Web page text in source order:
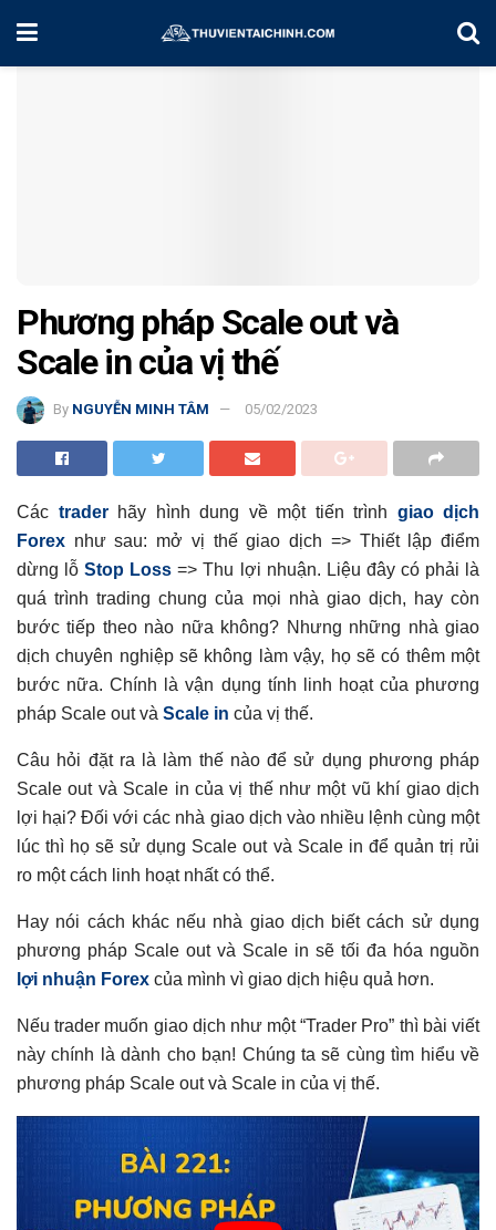
Home
Phương pháp Scale out và
Scale in của vị thế
By NGUYỄN MINH TÂM 05/02/2023
Các traderhãy hình dung về một tiến trình giao dịch
Forex như sau: mở vị thế giao dịch => Thiết lập điểm
dừng lỗStop Loss => Thu lợi nhuận. Liệu đây có phải là
quá trình trading chung của mọi nhà giao dịch, hay còn
bước tiếp theo nào nữa không? Nhưng những nhà giao
dịch chuyên nghiệp sẽ không làm vậy, họ sẽ có thêm một
bước nữa. Chính là vận dụng tính linh hoạt của phương
pháp Scale out và Scale in của vị thế.
Câu hỏi đặt ra là làm thế nào để sử dụng phương pháp
Scale out và Scale in của vị thế như một vũ khí giao dịch
lợi hại? Đối với các nhà giao dịch vào nhiều lệnh cùng một
lúc thì họ sẽ sử dụng Scale out và Scale in để quản trị rủi
ro một cách linh hoạt nhất có thể.
Hay nói cách khác nếu nhà giao dịch biết cách sử dụng
phương pháp Scale out và Scale in sẽ tối đa hóa nguồn
lợi nhuận Forex của mình vì giao dịch hiệu quả hơn.
Nếu trader muốn giao dịch như một “Trader Pro” thì bài viết
này chính là dành cho bạn! Chúng ta sẽ cùng tìm hiểu về
phương pháp Scale out và Scale in của vị thế.